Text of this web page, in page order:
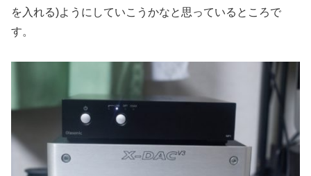
を入れる)ようにしていこうかなと思っているところで
す。